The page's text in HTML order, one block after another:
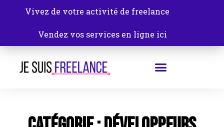
Vivez de votre activité de freelance
Vendez vos services en ligne ici